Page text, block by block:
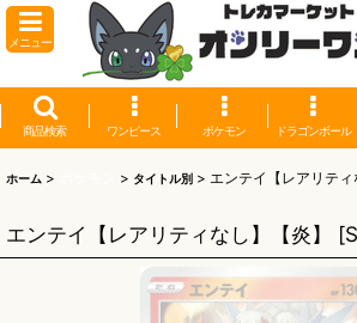
メニュー
商品検索 ワンピース ポケモン ドラゴンボール
ホーム > > タイトル別 > エンテイ【レアリティ
エンテイ【レアリティなし】【炎】 [